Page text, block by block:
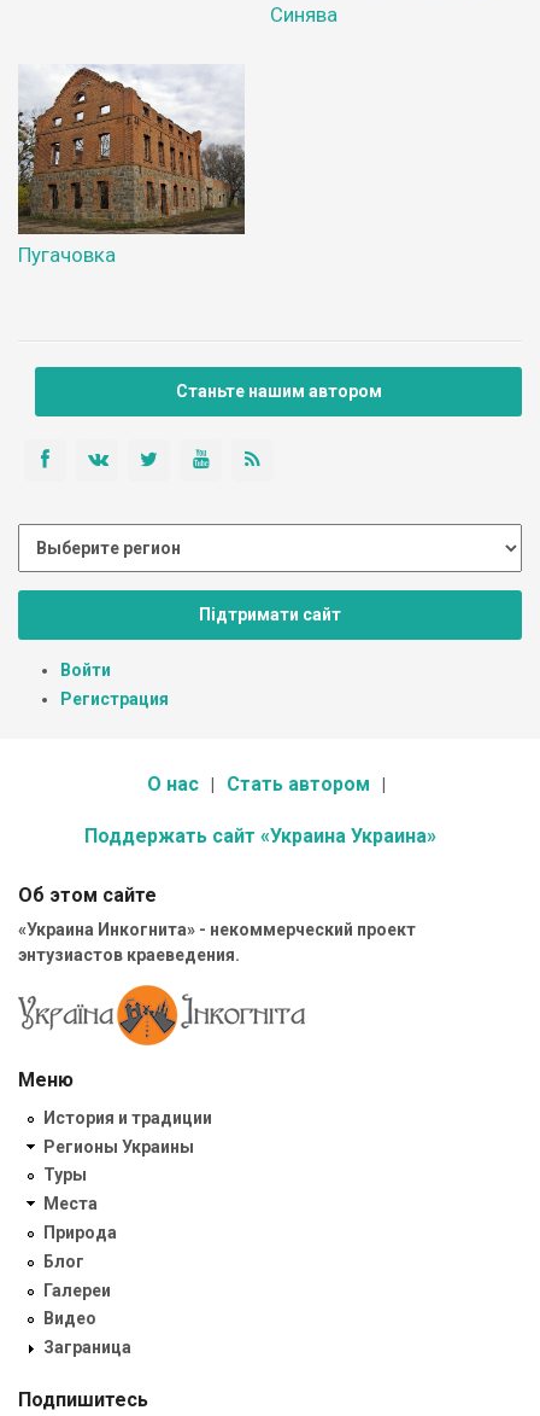
Синява
Пугачовка
Станьте нашим автором
Підтримати сайт
Войти
Регистрация
О нас Стать автором
Поддержать сайт «Украина Украина»
Об этом сайте
«Украина Инкогнита» - некоммерческий проект
энтузиастов краеведения.
Меню
История и традиции
Регионы Украины
Туры
Места
Природа
Блог
Галереи
Видео
Заграница
Подпишитесь